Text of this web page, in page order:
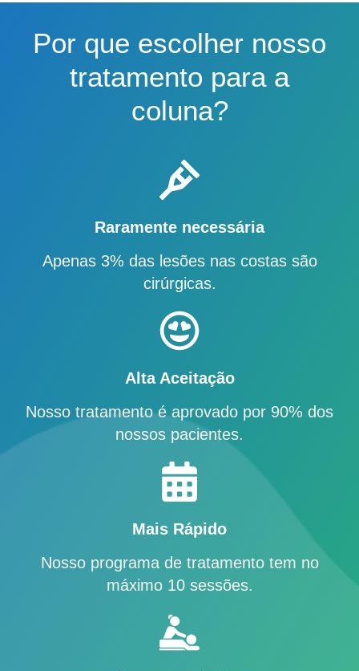
Por que escolher nosso
tratamento para a
coluna?
Raramente necessária
Apenas 3% das lesões nas costas são
cirúrgicas.
Alta Aceitação
Nosso tratamento é aprovado por 90% dos
nossos pacientes.
Mais Rápido
Nosso programa de tratamento tem no
máximo 10 sessões.